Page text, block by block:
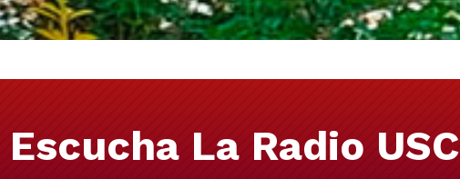
Escucha La Radio USC